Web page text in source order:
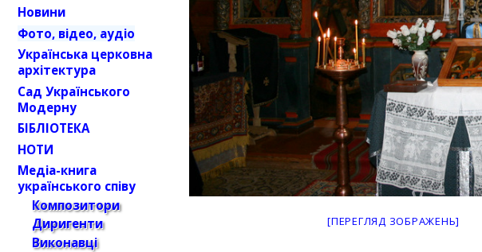
[ПЕРЕГЛЯД ЗОБРАЖЕНЬ]
Новини
Фото, відео, аудіо
Українська церковна
архітектура
Сад Українського
Модерну
БІБЛІОТЕКА
НОТИ
Медіа-книга
українського співу
Композитори
Диригенти
Виконавці